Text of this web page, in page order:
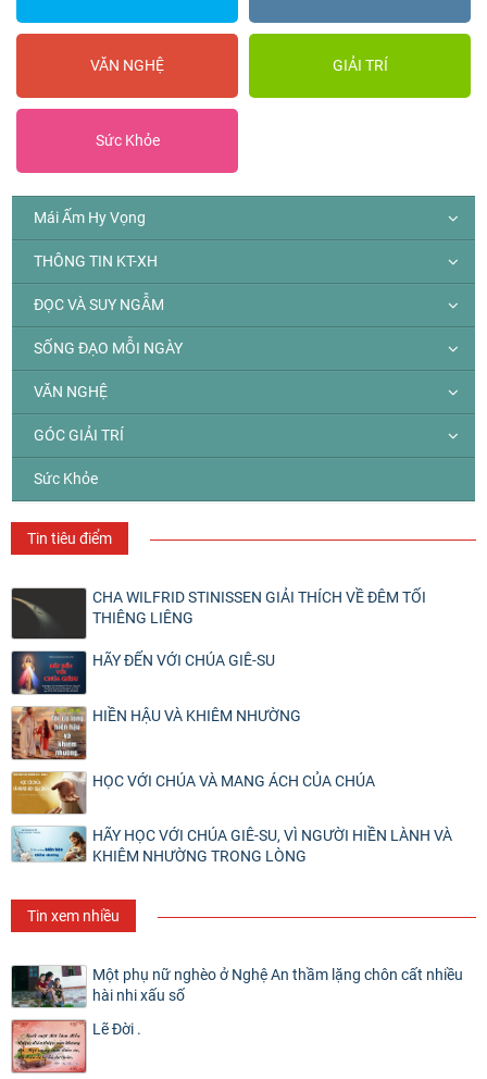
VĂN NGHỆ GIẢI TRÍ
Sức Khỏe
Mái Ấm Hy Vọng
THÔNG TIN KT-XH
ĐỌC VÀ SUY NGẪM
SỐNG ĐẠO MỖI NGÀY
VĂN NGHỆ
GÓC GIẢI TRÍ
Sức Khỏe
Tin tiêu điểm
CHA WILFRID STINISSEN GIẢI THÍCH VỀ ĐÊM TỐI
THIÊNG LIÊNG
HÃY ĐẾN VỚI CHÚA GIÊ-SU
HIỀN HẬU VÀ KHIÊM NHƯỜNG
HỌC VỚI CHÚA VÀ MANG ÁCH CỦA CHÚA
HÃY HỌC VỚI CHÚA GIÊ-SU, VÌ NGƯỜI HIỀN LÀNH VÀ
KHIÊM NHƯỜNG TRONG LÒNG
Tin xem nhiều
Một phụ nữ nghèo ở Nghệ An thầm lặng chôn cất nhiều
hài nhi xấu số
Lẽ Đời .